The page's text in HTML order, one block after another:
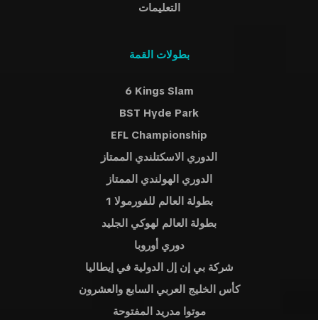
التعليمات
بطولات القمة
6 Kings Slam
BST Hyde Park
EFL Championship
الدوري الاسكتلندي الممتاز
الدوري الهولندي الممتاز
بطولة العالم للفورمولا 1
بطولة العالم لهوكي الجليد
دوري أوروبا
شركة بي إن إل الدولية في إيطاليا
كأس الخليج العربي السابع والعشرون
موتوا مدريد المفتوحة